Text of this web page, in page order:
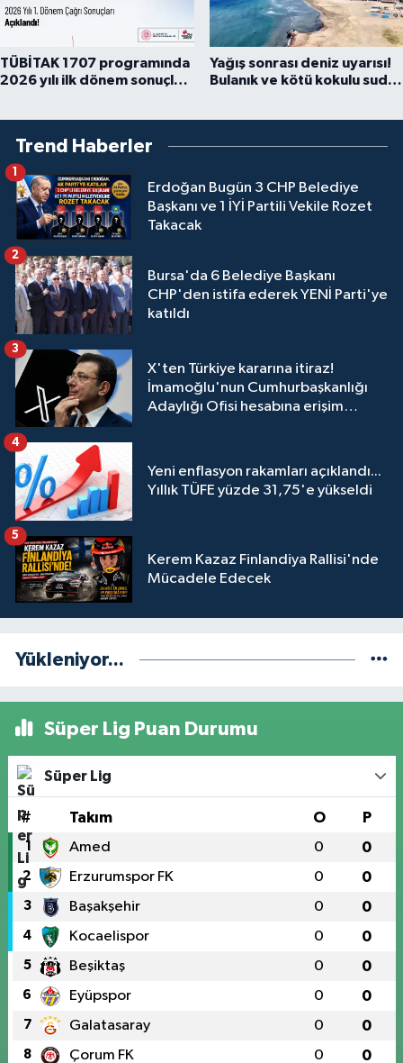
TÜBİTAK 1707 programında
2026 yılı ilk dönem sonuçları
Yağış sonrası deniz uyarısı!
Bulanık ve kötü kokulu suda
Trend Haberler
Erdoğan Bugün 3 CHP Belediye
Başkanı ve 1 İYİ Partili Vekile Rozet
Takacak
1
Bursa'da 6 Belediye Başkanı
CHP'den istifa ederek YENİ Parti'ye
katıldı
2
X'ten Türkiye kararına itiraz!
İmamoğlu'nun Cumhurbaşkanlığı
Adaylığı Ofisi hesabına erişim
3
Yeni enflasyon rakamları açıklandı...
Yıllık TÜFE yüzde 31,75'e yükseldi
4
Kerem Kazaz Finlandiya Rallisi'nde
Mücadele Edecek
5
Yükleniyor...
Süper Lig Puan Durumu
Süper Lig
# Takım O P
1 Amed 0 0
2 Erzurumspor FK 0 0
3 Başakşehir 0 0
4 Kocaelispor 0 0
5 Beşiktaş 0 0
6 Eyüpspor 0 0
7 Galatasaray 0 0
8 Çorum FK 0 0